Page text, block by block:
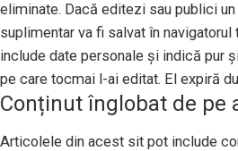
eliminate. Dacă editezi sau publici
suplimentar va fi salvat în
include date personale și indică pur
pe care tocmai l-ai editat. El expiră
Conținut înglobat de pe
Articolele din acest sit pot include